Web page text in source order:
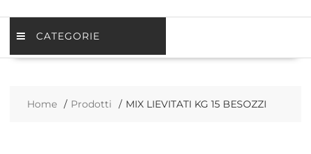
CATEGORIE
Home Prodotti MIX LIEVITATI KG 15 BESOZZI